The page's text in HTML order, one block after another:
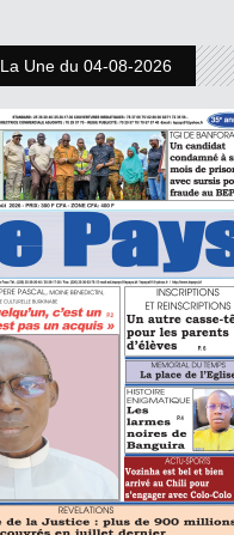
La Une du 04-08-2026